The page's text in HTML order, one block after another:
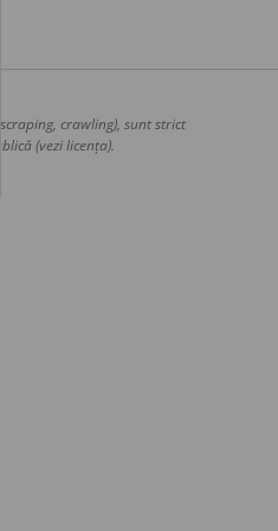
crawling), sunt strict
(vezi licența).